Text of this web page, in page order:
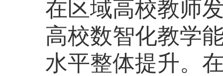
在区域高校教师
高校数智化教学
水平整体提升。